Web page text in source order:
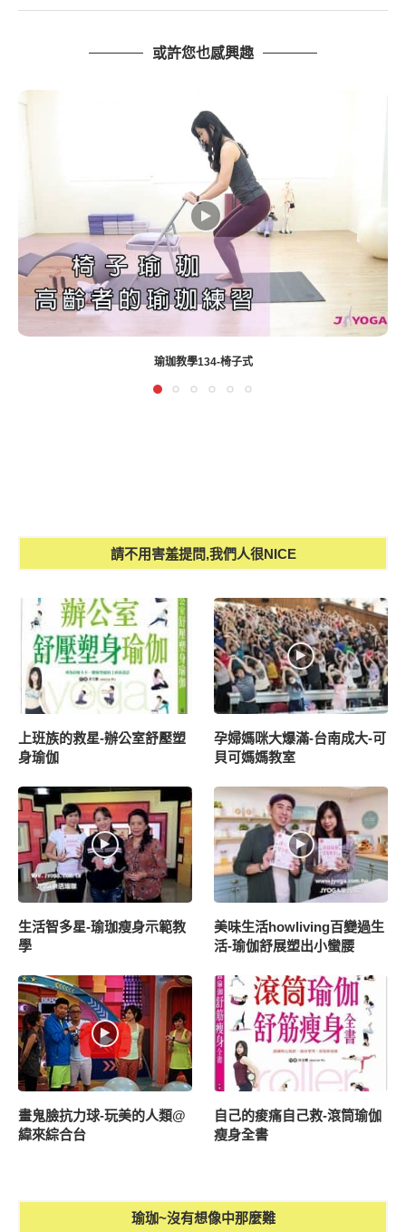
或許您也感興趣
EASYOGA瑜伽馬拉松【蓮花坐姿/01】【台南
請不用害羞提問,我們人很NICE
上班族的救星-辦公室舒壓塑
身瑜伽
孕婦媽咪大爆滿-台南成大-可
貝可媽媽教室
生活智多星-瑜珈瘦身示範教
學
美味生活howliving百變過生
活-瑜伽舒展塑出小蠻腰
畫鬼臉抗力球-玩美的人類@
緯來綜合台
自己的痠痛自己救-滾筒瑜伽
瘦身全書
瑜珈~沒有想像中那麼難